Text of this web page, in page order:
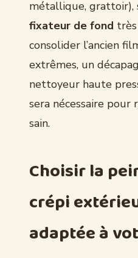
métallique, grattoir),
fixateur de fond
consolider l’ancien
extrêmes, un
nettoyeur haute
sera nécessaire
sain.
Choisir la
crépi
adaptée à